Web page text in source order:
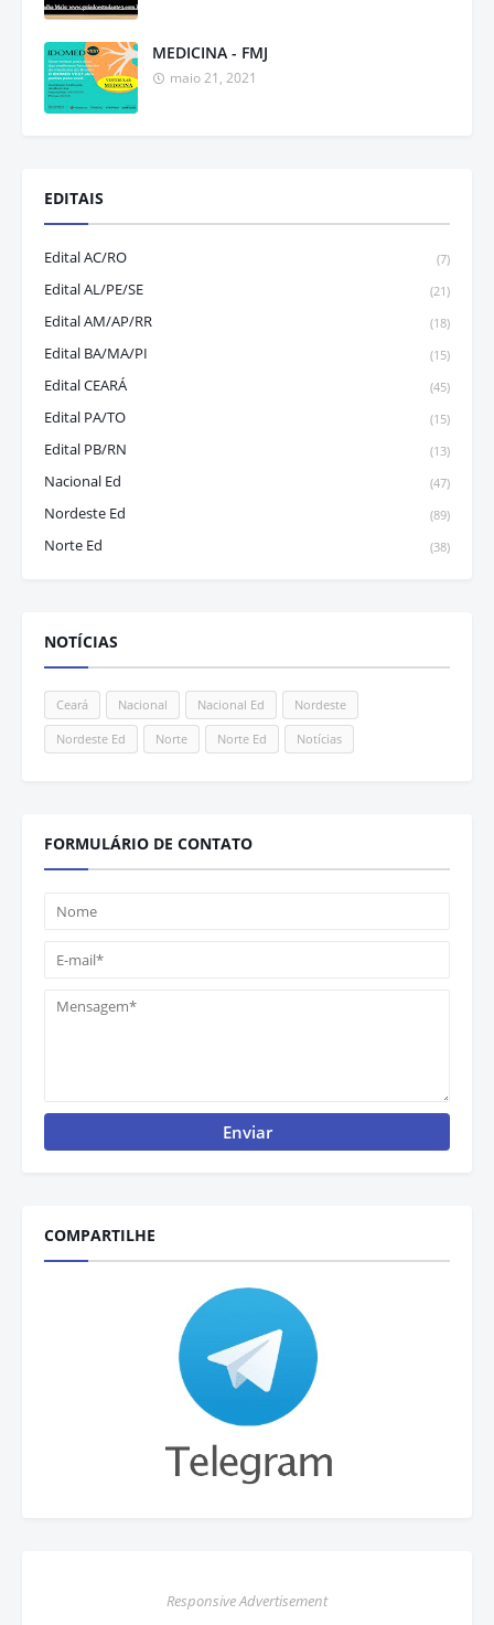
MEDICINA - FMJ
maio 21, 2021
EDITAIS
Edital AC/RO (7)
Edital AL/PE/SE (21)
Edital AM/AP/RR (18)
Edital BA/MA/PI (15)
Edital CEARÁ (45)
Edital PA/TO (15)
Edital PB/RN (13)
Nacional Ed (47)
Nordeste Ed (89)
Norte Ed (38)
NOTÍCIAS
Ceará Nacional Nacional Ed Nordeste
Nordeste Ed Norte Norte Ed Notícias
FORMULÁRIO DE CONTATO
COMPARTILHE
Responsive Advertisement